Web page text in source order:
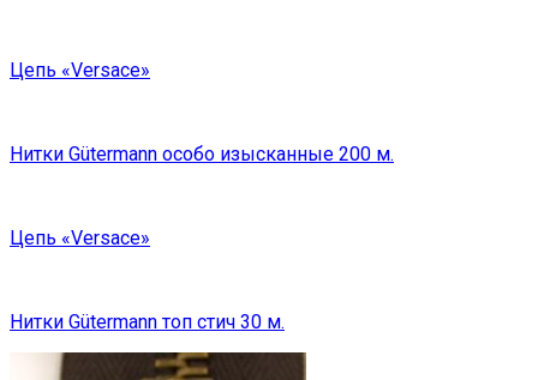
Цепь «Versace»
Нитки Gütermann особо изысканные 200 м.
Цепь «Versace»
Нитки Gütermann топ стич 30 м.